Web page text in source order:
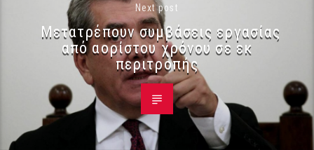
Next post
Μετατρέπουν συμβάσεις εργασίας
από αορίστου χρόνου σε εκ
περιτροπής